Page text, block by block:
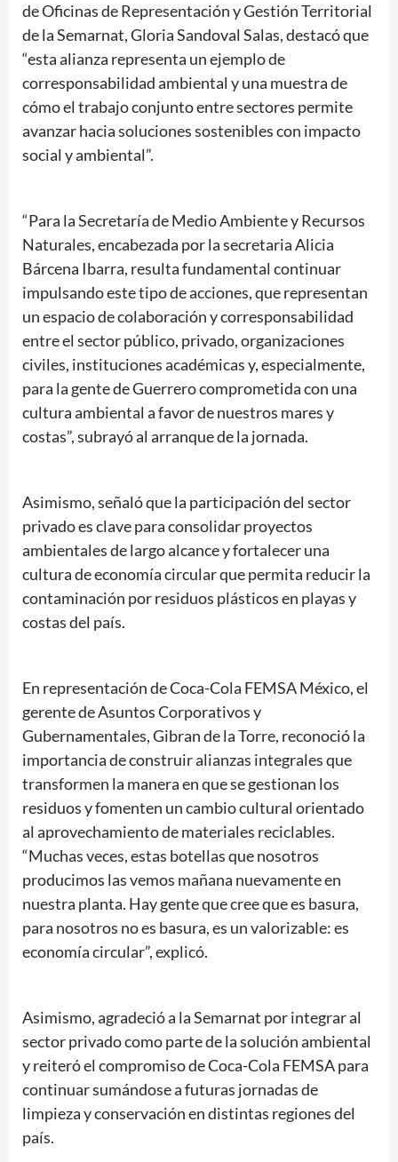
de Oficinas de Representación y Gestión Territorial
de la Semarnat, Gloria Sandoval Salas, destacó que
“esta alianza representa un ejemplo de
corresponsabilidad ambiental y una muestra de
cómo el trabajo conjunto entre sectores permite
avanzar hacia soluciones sostenibles con impacto
social y ambiental”.
“Para la Secretaría de Medio Ambiente y Recursos
Naturales, encabezada por la secretaria Alicia
Bárcena Ibarra, resulta fundamental continuar
impulsando este tipo de acciones, que representan
un espacio de colaboración y corresponsabilidad
entre el sector público, privado, organizaciones
civiles, instituciones académicas y, especialmente,
para la gente de Guerrero comprometida con una
cultura ambiental a favor de nuestros mares y
costas”, subrayó al arranque de la jornada.
Asimismo, señaló que la participación del sector
privado es clave para consolidar proyectos
ambientales de largo alcance y fortalecer una
cultura de economía circular que permita reducir la
contaminación por residuos plásticos en playas y
costas del país.
En representación de Coca-Cola FEMSA México, el
gerente de Asuntos Corporativos y
Gubernamentales, Gibran de la Torre, reconoció la
importancia de construir alianzas integrales que
transformen la manera en que se gestionan los
residuos y fomenten un cambio cultural orientado
al aprovechamiento de materiales reciclables.
“Muchas veces, estas botellas que nosotros
producimos las vemos mañana nuevamente en
nuestra planta. Hay gente que cree que es basura,
para nosotros no es basura, es un valorizable: es
economía circular”, explicó.
Asimismo, agradeció a la Semarnat por integrar al
sector privado como parte de la solución ambiental
y reiteró el compromiso de Coca-Cola FEMSA para
continuar sumándose a futuras jornadas de
limpieza y conservación en distintas regiones del
país.